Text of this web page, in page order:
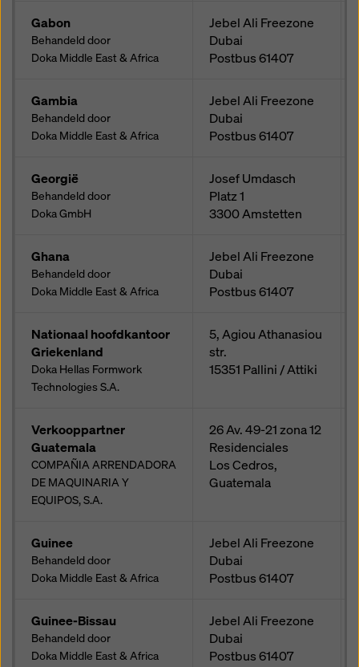
Gabon
Behandeld door
Doka Middle East & Africa
Jebel Ali Freezone
Dubai
Postbus61407
Gambia
Behandeld door
Doka Middle East & Africa
Jebel Ali Freezone
Dubai
Postbus61407
Georgië
Behandeld door
Doka GmbH
Josef Umdasch
Platz 1
3300Amstetten
Ghana
Behandeld door
Doka Middle East & Africa
Jebel Ali Freezone
Dubai
Postbus61407
Nationaal hoofdkantoor
Griekenland
Doka Hellas Formwork
Technologies S.A.
5, Agiou Athanasiou
str.
15351 Pallini / Attiki
Verkooppartner
Guatemala
COMPAÑIA ARRENDADORA
DE MAQUINARIA Y
EQUIPOS, S.A.
26 Av. 49-21 zona 12
Residenciales
Los Cedros,
Guatemala
Guinee
Behandeld door
Doka Middle East & Africa
Jebel Ali Freezone
Dubai
Postbus61407
Guinee-Bissau
Behandeld door
Doka Middle East & Africa
Jebel Ali Freezone
Dubai
Postbus61407